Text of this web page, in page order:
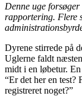
Denne uge
rapportering. Flere
Dyrene stirrede på
Uglerne faldt
midt i en løbetur.
“Er det her en test?
registreret noget?”